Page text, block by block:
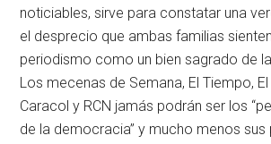
noticiables, sirve para constatar una
el desprecio que ambas familias
periodismo como un bien sagrado de
Los mecenas de Semana, El Tiempo,
Caracol y RCN jamás podrán ser los
de la democracia” y mucho menos sus